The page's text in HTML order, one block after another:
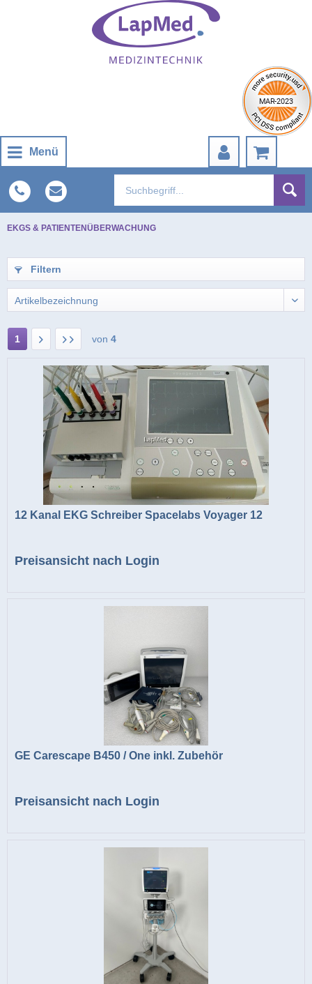
Menü
EKGS & PATIENTENÜBERWACHUNG
Filtern
1 von 4
12 Kanal EKG Schreiber Spacelabs Voyager 12
Preisansicht nach Login
GE Carescape B450 / One inkl. Zubehör
Preisansicht nach Login